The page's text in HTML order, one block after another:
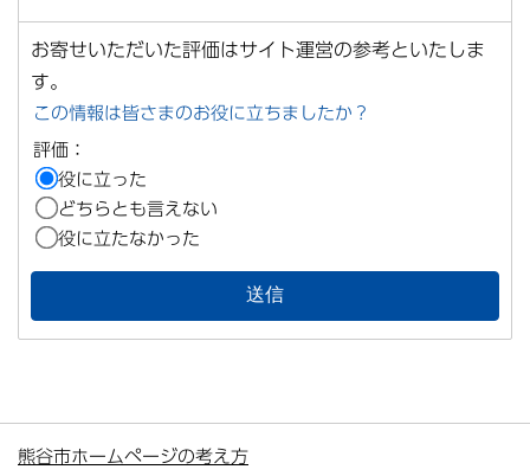
お寄せいただいた評価はサイト運営の参考といたしま
す。
この情報は皆さまのお役に立ちましたか？
評価：
役に立った
どちらとも言えない
役に立たなかった
熊谷市ホームページの考え方